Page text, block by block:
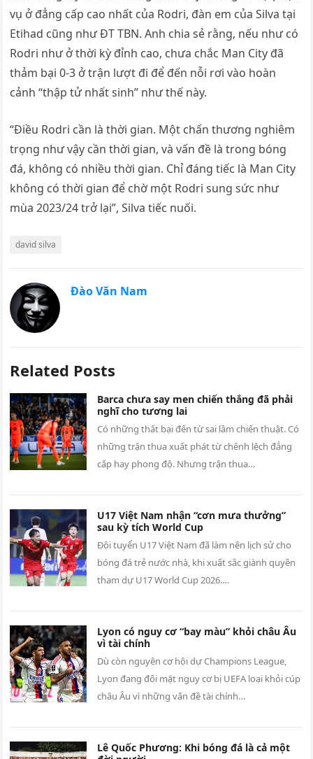
vụ ở đẳng cấp cao nhất của Rodri, đàn em của Silva tại
Etihad cũng như ĐT TBN. Anh chia sẻ rằng, nếu như có
Rodri như ở thời kỳ đỉnh cao, chưa chắc Man City đã
thảm bại 0-3 ở trận lượt đi để đến nỗi rơi vào hoàn
cảnh “thập tử nhất sinh” như thế này.
“Điều Rodri cần là thời gian. Một chấn thương nghiêm
trọng như vậy cần thời gian, và vấn đề là trong bóng
đá, không có nhiều thời gian. Chỉ đáng tiếc là Man City
không có thời gian để chờ một Rodri sung sức như
mùa 2023/24 trở lại”, Silva tiếc nuối.
david silva
Đào Văn Nam
Related Posts
Barca chưa say men chiến thắng đã phải
nghĩ cho tương lai
Có những thất bại đến từ sai lầm chiến thuật. Có
những trận thua xuất phát từ chênh lệch đẳng
cấp hay phong độ. Nhưng trận thua…
U17 Việt Nam nhận “cơn mưa thưởng”
sau kỳ tích World Cup
Đội tuyển U17 Việt Nam đã làm nên lịch sử cho
bóng đá trẻ nước nhà, khi xuất sắc giành quyền
tham dự U17 World Cup 2026….
Lyon có nguy cơ “bay màu” khỏi châu Âu
vì tài chính
Dù còn nguyên cơ hội dự Champions League,
Lyon đang đối mặt nguy cơ bị UEFA loại khỏi cúp
châu Âu vì những vấn đề tài chính…
Lê Quốc Phương: Khi bóng đá là cả một